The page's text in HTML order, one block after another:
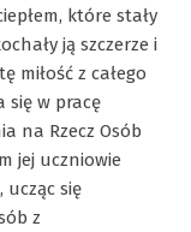
które stały
ją szczerze i
miłość z całego
się w pracę
na Rzecz Osób
jej uczniowie
się
z